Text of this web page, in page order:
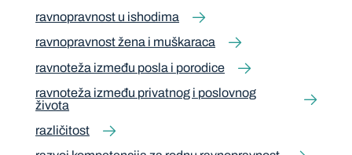
ravnopravnost u ishodima
ravnopravnost žena i muškaraca
ravnoteža između posla i porodice
ravnoteža između privatnog i poslovnog
života
različitost